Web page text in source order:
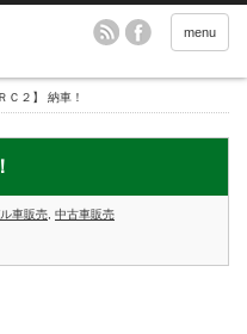
menu
Ｃ２】 納車！
車販売 中古車販売